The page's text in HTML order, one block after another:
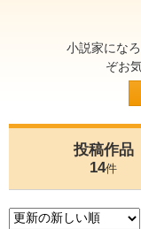
小説家にな
ぞお
投稿作品
14件